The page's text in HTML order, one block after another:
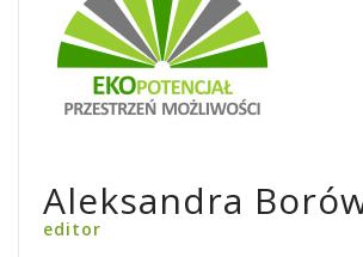
Aleksandra
editor